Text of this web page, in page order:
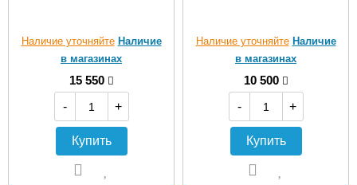
Наличие уточняйте Наличие
в магазинах
15 550
-
+
Купить
Наличие уточняйте Наличие
в магазинах
10 500
-
+
Купить